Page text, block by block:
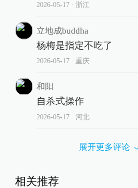
2026-05-17∙ 浙江
立地成buddha
杨梅是指定不吃了
2026-05-17∙ 重庆
和阳
自杀式操作
2026-05-17∙ 河北
展开更多评论
相关推荐